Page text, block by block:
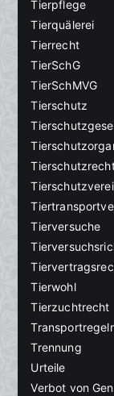
Tierpflege
Tierquälerei
Tierrecht
TierSchG
TierSchMVG
Tierschutz
Tierversuche
Tierwohl
Tierzuchtrecht
Trennung
Urteile
Verbot von